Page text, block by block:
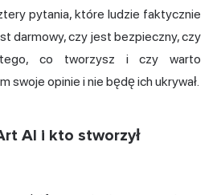
pytania, które ludzie faktycznie
darmowy, czy jest bezpieczny, czy
tego, co tworzysz i czy warto
swoje opinie i nie będę ich ukrywał.
AI i kto stworzył